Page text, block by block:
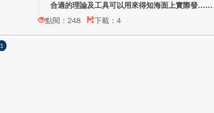
合適的理論及工具可以用來得知海面上實際發...
點閱：248
下載：4
1